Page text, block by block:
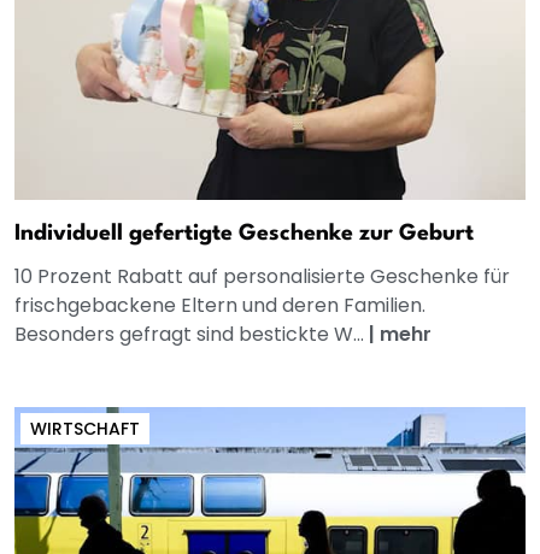
Individuell gefertigte Geschenke zur Geburt
10 Prozent Rabatt auf personalisierte Geschenke für
frischgebackene Eltern und deren Familien.
Besonders gefragt sind bestickte W... | mehr
WIRTSCHAFT